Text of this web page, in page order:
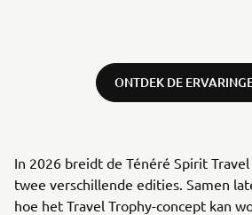
ONTDEK DE
In 2026 breidt de Ténéré Spirit
twee verschillende edities. Samen
hoe het Travel Trophy-concept kan